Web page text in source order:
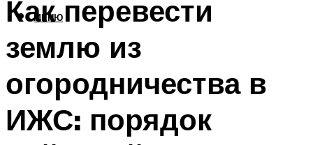
МЕНЮ
Как перевести
землю из
огородничества в
ИЖС: порядок